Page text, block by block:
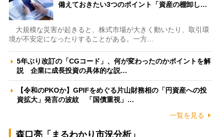
備えておきたい3つのポイント「資産の棚卸し…
大規模な災害が起きると、株式市場が大きく動いたり、取引環
境が不安定になったりすることがある。一方…
5年ぶり改訂の「CGコード」、何が変わったのかポイントを解
説 企業に成長投資の具体的な説…
【令和のPKOか】GPIFをめぐる片山財務相の「円資産への投
資拡大」発言の波紋 「国債重視」…
一覧を見る
森口亮「まるわかり市況分析」